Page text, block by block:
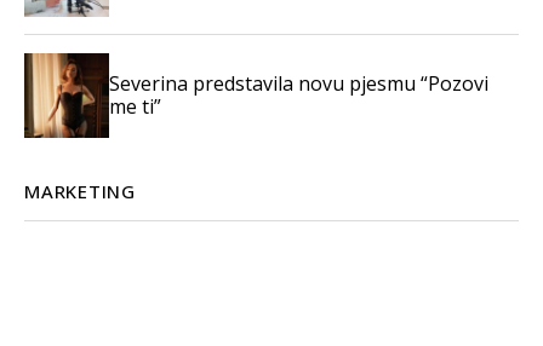
Severina predstavila novu pjesmu “Pozovi
me ti”
MARKETING